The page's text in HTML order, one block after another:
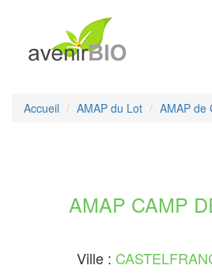
Accueil AMAP du Lot AMAP de
AMAP CAMP
Ville :